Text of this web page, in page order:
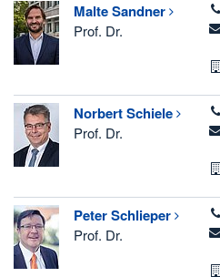
MalteSandner
Prof. Dr.
NorbertSchiele
Prof. Dr.
PeterSchlieper
Prof. Dr.